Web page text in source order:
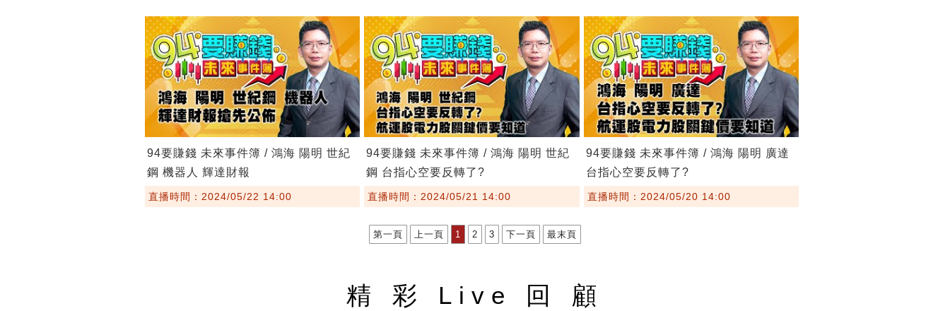
94要賺錢 未來事件簿 / 鴻海 陽明 世紀
鋼 機器人 輝達財報
直播時間：2024/05/22 14:00
94要賺錢 未來事件簿 / 鴻海 陽明 世紀
鋼 台指心空要反轉了?
直播時間：2024/05/21 14:00
94要賺錢 未來事件簿 / 鴻海 陽明 廣達
台指心空要反轉了?
直播時間：2024/05/20 14:00
第一頁 上一頁 1 2 3 下一頁 最末頁
精 彩 Live 回 顧